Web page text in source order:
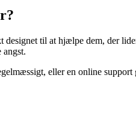
til at hjælpe dem, der
angst.
eller en online